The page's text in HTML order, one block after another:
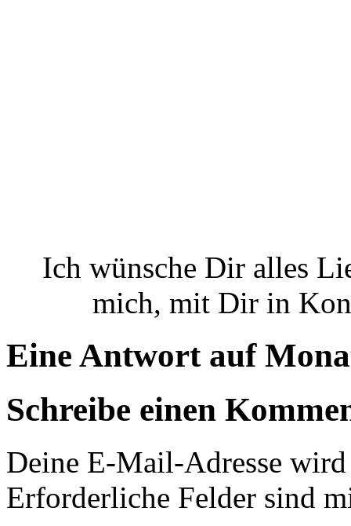
Ich wünsche Dir alles
mich, mit Dir in
Eine Antwort auf
Schreibe einen
Deine E-Mail-Adresse
Erforderliche Felder sind